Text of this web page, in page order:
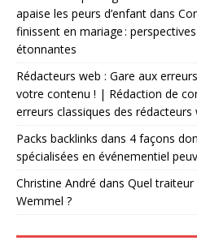
apaise les peurs d’enfant dans
finissent en mariage :
étonnantes
Rédacteurs web : Gare aux
votre contenu ! | Rédaction de
erreurs classiques des rédacteurs
Packs backlinks dans 4 façons
spécialisées en événementiel
Christine André dans Quel
Wemmel ?